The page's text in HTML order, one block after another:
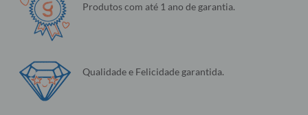
Produtos com até 1 ano de garantia.
Qualidade e Felicidade garantida.